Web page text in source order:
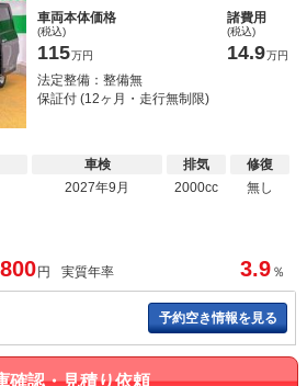
車両本体価格
(税込)
115万円
諸費用
(税込)
14.9万円
法定整備：整備無
保証付 (12ヶ月・走行無制限)
車検
2027年9月
排気
2000cc
修復
無し
円 実質年率 3.9 ％
予約空き情報を見る
確認・見積り依頼